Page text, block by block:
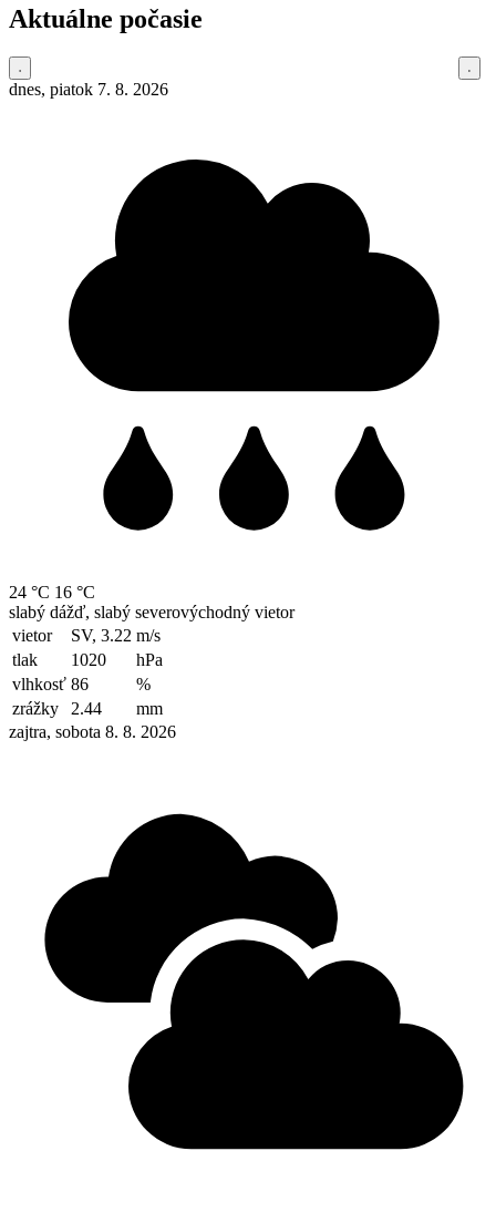
Aktuálne počasie
dnes, piatok 7. 8. 2026
24 °C 16 °C
slabý dážď, slabý severovýchodný vietor
vietor
SV, 3.22 m/s
tlak
1020
hPa
vlhkosť 86
%
zrážky
2.44
mm
zajtra, sobota 8. 8. 2026